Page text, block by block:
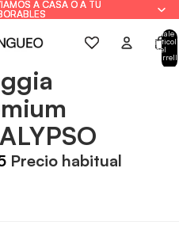
A CASA O A TU
A CASA O A TU
Totale
articoli
nel
Precio habitual